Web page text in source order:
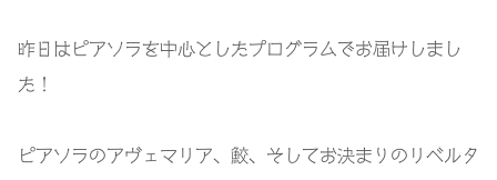
昨日はピアソラを中心としたプログラムでお届けしまし
た！
ピアソラのアヴェマリア、鮫、そしてお決まりのリベルタ